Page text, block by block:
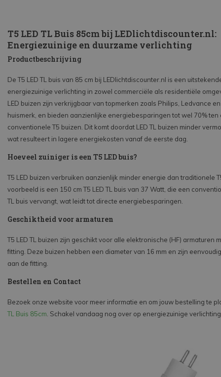
T5 LED TL Buis 85cm bij LEDlichtdiscounter.nl:
Energiezuinige en duurzame verlichting
Productbeschrijving
De T5 LED TL buis van 85 cm bij LEDlichtdiscounter.nl is een
energiezuinige verlichting in zowel commerciële als residentiële
LED buizen zijn verkrijgbaar van topmerken zoals Philips, Ledvance
huismerk, en bieden aanzienlijke energiebesparingen tot wel 70% ten
conventionele T5 buizen. Dit komt doordat LED TL buizen minder
wat resulteert in lagere energiekosten vanaf de eerste dag.
Hoeveel zuiniger is een T5 LED buis?
T5 LED buizen verbruiken aanzienlijk minder energie dan traditionele
voorbeeld is een 150 cm T5 LED TL buis van 37 Watt, die een
TL buis vervangt, wat leidt tot directe energiebesparingen.
Geschiktheid voor armaturen
T5 LED TL buizen zijn geschikt voor alle elektronische (HF) armaturen
fitting. Deze buizen hebben een diameter van 16 mm en zijn
aan de fitting.
Bestellen en Contact
Bezoek onze website voor meer informatie en om jouw bestelling te
TL Buis 85cm . Schakel vandaag nog over op energiezuinige